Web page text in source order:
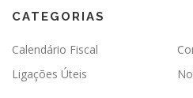
CATEGORIAS
Calendário Fiscal
Ligações Úteis